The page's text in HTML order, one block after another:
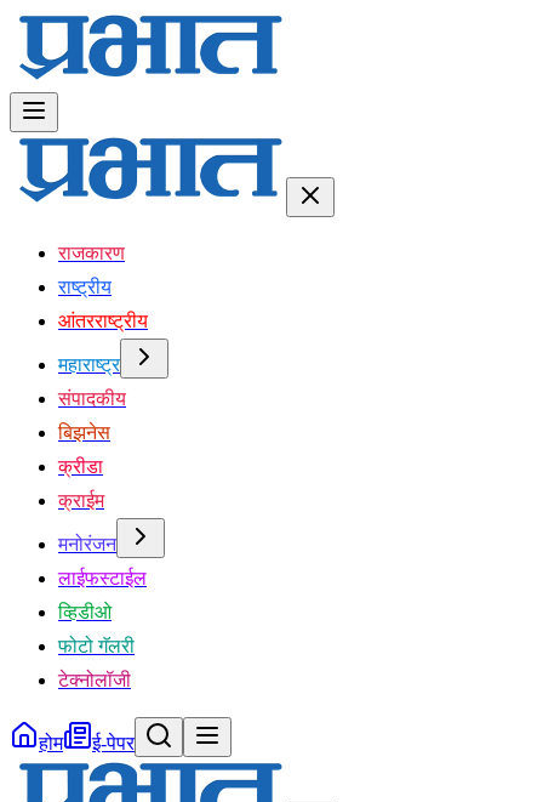
राजकारण
राष्ट्रीय
आंतरराष्ट्रीय
महाराष्ट्र
संपादकीय
बिझनेस
क्रीडा
क्राईम
मनोरंजन
लाईफस्टाईल
व्हिडीओ
फोटो गॅलरी
टेक्नोलॉजी
होम ई-पेपर